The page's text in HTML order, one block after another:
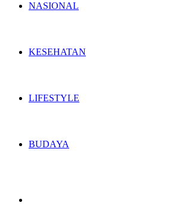
NASIONAL
KESEHATAN
LIFESTYLE
BUDAYA